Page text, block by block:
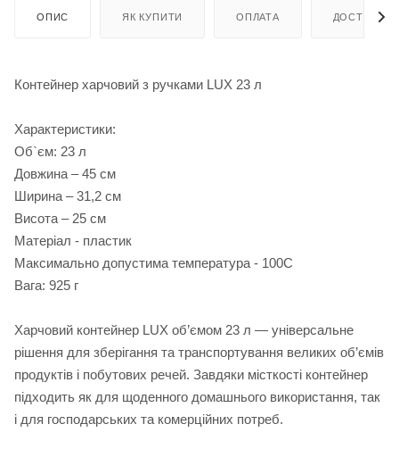
ОПИС ЯК КУПИТИ ОПЛАТА ДОСТАВКА
Контейнер харчовий з ручками LUX 23 л
Характеристики:
Об`єм: 23 л
Довжина – 45 см
Ширина – 31,2 см
Висота – 25 см
Матеріал - пластик
Максимально допустима температура - 100С
Вага: 925 г
Харчовий контейнер LUX об’ємом 23 л — універсальне
рішення для зберігання та транспортування великих об’ємів
продуктів і побутових речей. Завдяки місткості контейнер
підходить як для щоденного домашнього використання, так
і для господарських та комерційних потреб.